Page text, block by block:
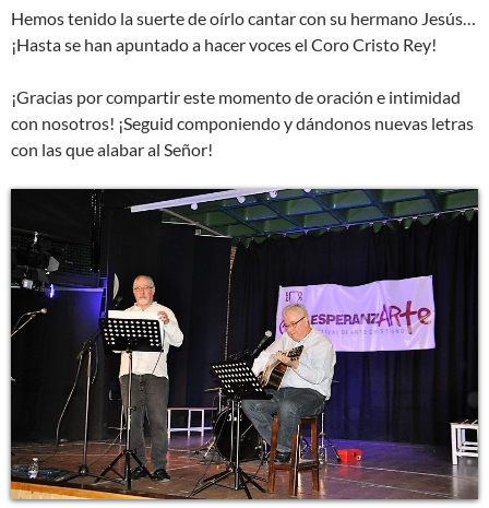
Hemos tenido la suerte de oírlo cantar con su hermano Jesús…
¡Hasta se han apuntado a hacer voces el Coro Cristo Rey!
¡Gracias por compartir este momento de oración e intimidad
con nosotros! ¡Seguid componiendo y dándonos nuevas letras
con las que alabar al Señor!